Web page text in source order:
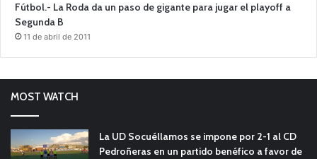
Fútbol.- La Roda da un paso de gigante para jugar el playoff a
Segunda B
11 de abril de 2011
MOST WATCH
La UD Socuéllamos se impone por 2-1 al CD
Pedroñeras en un partido benéfico a favor de